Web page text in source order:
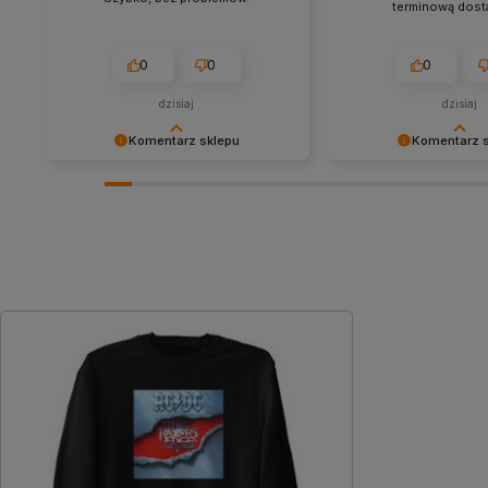
Komentarz sklepu
0 0
dzisiaj
Komentarz
nami Twoimi
terminową
0
dzisiaj